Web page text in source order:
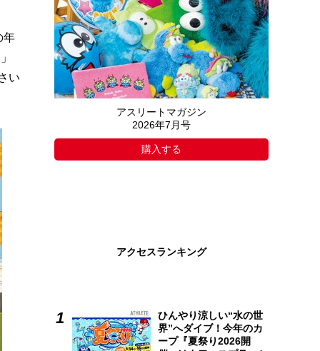
年
い
アスリートマガジン
2026年7月号
購入する
アクセスランキング
ひんやり涼しい“水の世
界”へダイブ！今年のカ
ープ『夏祭り2026開